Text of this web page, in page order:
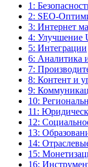
1:
2: SEO-
3: Интернет
4: Улучшение
5: Интеграции
6: Аналитика
7:
8: Контент и
9:
10:
11:
12:
13:
14:
15:
16: